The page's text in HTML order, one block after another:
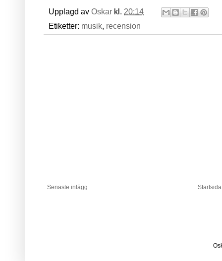
Upplagd av Oskar kl. 20:14
Etiketter: musik, recension
Senaste inlägg Startsida